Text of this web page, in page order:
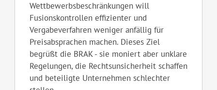
Wettbewerbsbeschränkungen will
Fusionskontrollen effizienter und
Vergabeverfahren weniger anfällig für
Preisabsprachen machen. Dieses Ziel
begrüßt die BRAK - sie moniert aber unklare
Regelungen, die Rechtsunsicherheit schaffen
und beteiligte Unternehmen schlechter